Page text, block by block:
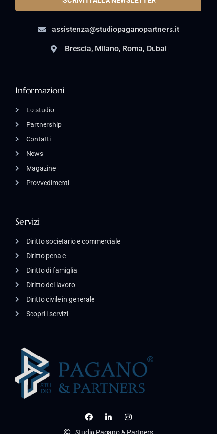
Studio Pagano & Partners
Servizi
Diritto societario e commerciale
Diritto penale
Diritto di famiglia
Diritto del lavoro
Diritto civile in generale
Scopri i servizi
Informazioni
Lo studio
Partnership
Contatti
News
Magazine
Provvedimenti
assistenza@studiopaganopartners.it
Brescia, Milano, Roma, Dubai